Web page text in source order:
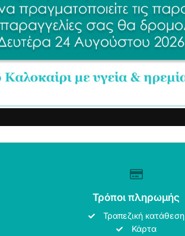
Τρόποι πληρωμής
Τραπεζική κατάθεση
Κάρτα